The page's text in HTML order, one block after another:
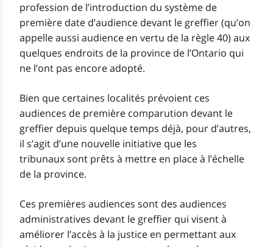
profession de l’introduction du système de
première date d’audience devant le greffier (qu’on
appelle aussi audience en vertu de la règle 40) aux
quelques endroits de la province de l’Ontario qui
ne l’ont pas encore adopté.
Bien que certaines localités prévoient ces
audiences de première comparution devant le
greffier depuis quelque temps déjà, pour d’autres,
il s’agit d’une nouvelle initiative que les
tribunaux sont prêts à mettre en place à l’échelle
de la province.
Ces premières audiences sont des audiences
administratives devant le greffier qui visent à
améliorer l’accès à la justice en permettant aux